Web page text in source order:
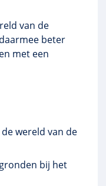
van de
beter
met een
wereld van de
bij het